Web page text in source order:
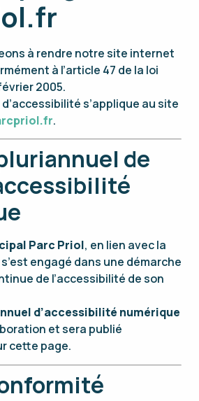
à rendre notre site internet
à l’article 47 de la loi
2005.
s’applique au site
.
de
Parc Priol, en lien avec la
s’est engagé dans une démarche
de l’accessibilité de son
d’accessibilité numérique
et sera publié
cette page.